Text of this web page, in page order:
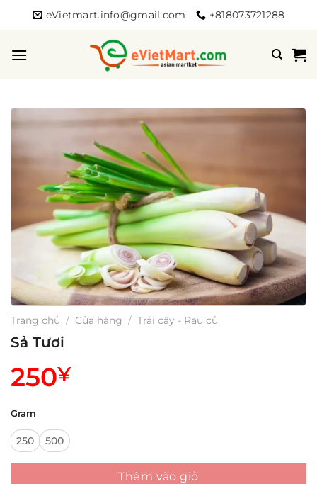
dung
eVietmart.info@gmail.com +818073721288
Trang chủ / Cửa hàng / Trái cây - Rau củ
Sả Tươi
250¥
Gram
250 500
Thêm vào giỏ